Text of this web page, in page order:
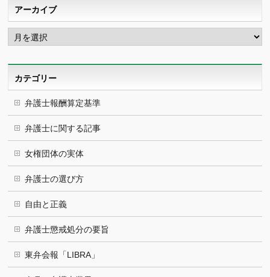
アーカイブ
ア
ー
カ
カテゴリー
弁護士報酬算定基準
弁護士に関する記事
女権団体の実体
弁護士の選び方
自由と正義
弁護士懲戒処分の要旨
東弁会報「LIBRA」